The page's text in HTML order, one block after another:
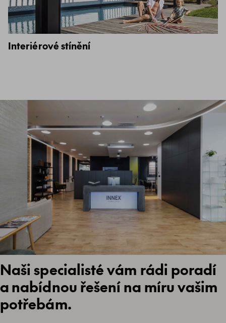
Interiérové stínění
Naši specialisté vám rádi poradí
a nabídnou řešení na míru vašim
potřebám.